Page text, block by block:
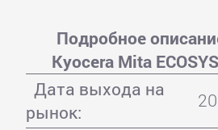
Подробное
Kyocera Mita
Дата выхода на
рынок: